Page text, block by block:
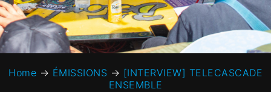
Home → ÉMISSIONS → [INTERVIEW] TELECASCADE
ENSEMBLE